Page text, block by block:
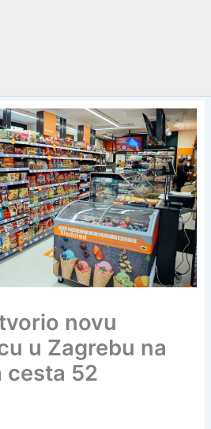
novu
u Zagrebu na
cesta 52